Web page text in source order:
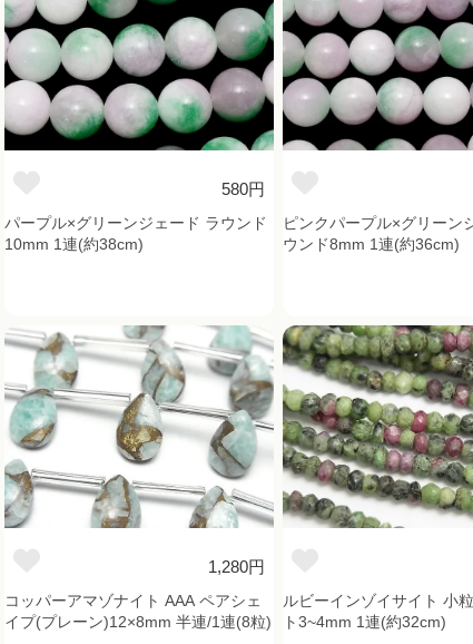
580円
パープル×グリーンジェード ラウンド
10mm 1連(約38cm)
ピンクパープル×グリーン
ウンド8mm 1連(約36cm)
1,280円
コッパーアマゾナイト AAA ペアシェ
イプ(プレーン)12×8mm 半連/1連(8粒)
ルビーインゾイサイト 小
ト3~4mm 1連(約32cm)